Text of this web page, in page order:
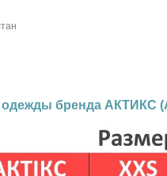
бренда АКТИКС